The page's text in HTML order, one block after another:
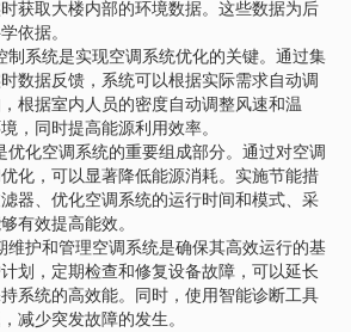
获取大楼内部的环境数据。这些数据为后
依据。
制系统是实现空调系统优化的关键。通过集
数据反馈，系统可以根据实际需求自动调
根据室内人员的密度自动调整风速和温
，同时提高能源利用效率。
优化空调系统的重要组成部分。通过对空调
化，可以显著降低能源消耗。实施节能措
器、优化空调系统的运行时间和模式、采
有效提高能效。
维护和管理空调系统是确保其高效运行的基
划，定期检查和修复设备故障，可以延长
系统的高效能。同时，使用智能诊断工具
减少突发故障的发生。